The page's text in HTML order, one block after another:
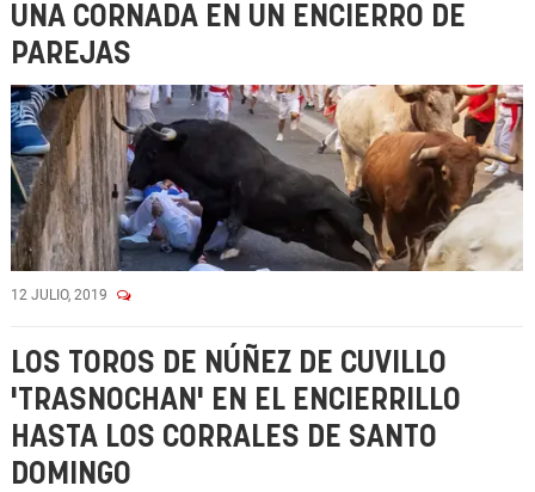
UNA CORNADA EN UN ENCIERRO DE
PAREJAS
12 JULIO, 2019
LOS TOROS DE NÚÑEZ DE CUVILLO
'TRASNOCHAN' EN EL ENCIERRILLO
HASTA LOS CORRALES DE SANTO
DOMINGO